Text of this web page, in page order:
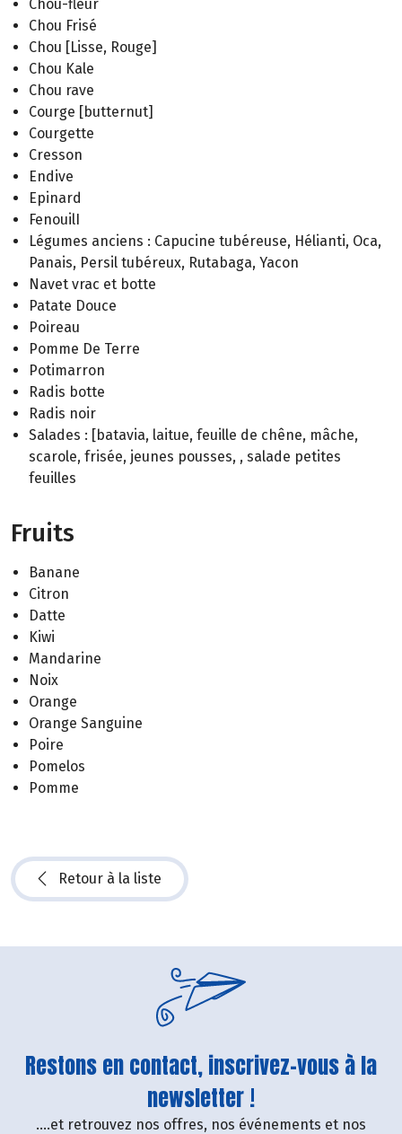
Chou-fleur
Chou Frisé
Chou [Lisse, Rouge]
Chou Kale
Chou rave
Courge [butternut]
Courgette
Cresson
Endive
Epinard
FenouilI
Légumes anciens : Capucine tubéreuse, Hélianti, Oca,
Panais, Persil tubéreux, Rutabaga, Yacon
Navet vrac et botte
Patate Douce
Poireau
Pomme De Terre
Potimarron
Radis botte
Radis noir
Salades : [batavia, laitue, feuille de chêne, mâche,
scarole, frisée, jeunes pousses, , salade petites
feuilles
Fruits
Banane
Citron
Datte
Kiwi
Mandarine
Noix
Orange
Orange Sanguine
Poire
Pomelos
Pomme
Retour à la liste
Restons en contact, inscrivez-vous à la
newsletter !
....et retrouvez nos offres, nos événements et nos